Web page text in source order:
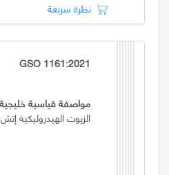
نظرة سريعة
GSO 1161:2021
مواصفة قياسية خليجية
الزيوت الهيدروليكية